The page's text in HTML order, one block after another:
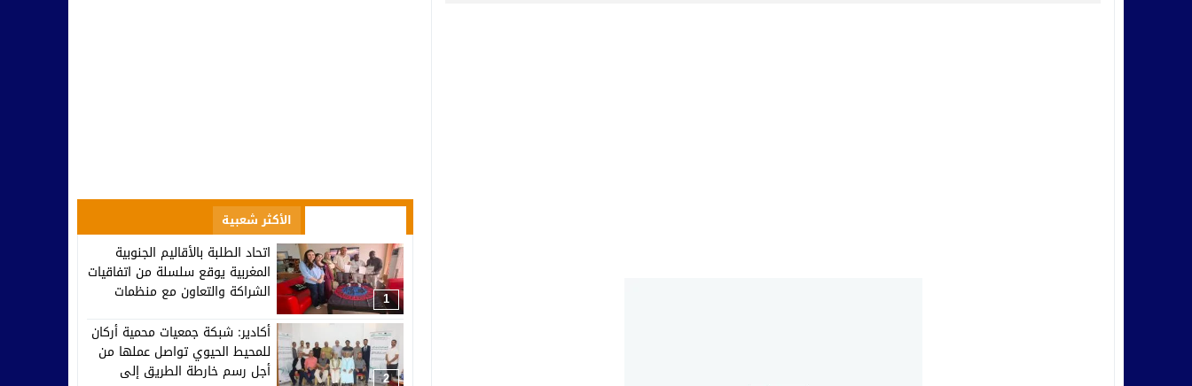
الأكثر شعبية
1
اتحاد الطلبة بالأقاليم الجنوبية
المغربية يوقع سلسلة من اتفاقيات
الشراكة والتعاون مع منظمات
2
أكادير: شبكة جمعيات محمية أركان
للمحيط الحيوي تواصل عملها من
أجل رسم خارطة الطريق إلى